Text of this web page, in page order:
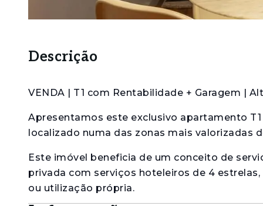
Descrição
VENDA | T1 com Rentabilidade + Garagem |
Apresentamos este exclusivo apartamento
localizado numa das zonas mais valorizadas
Este imóvel beneficia de um conceito de
privada com serviços hoteleiros de 4
ou utilização própria.